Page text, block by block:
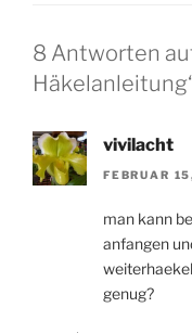
8 Antworten
vivilacht
FEBRUAR
man kann
anfangen
genug?